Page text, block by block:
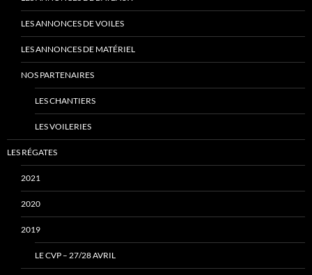
LES ANNONCES DE VOILES
LES ANNONCES DE MATÉRIEL
NOS PARTENAIRES
LES CHANTIERS
LES VOILERIES
LES RÉGATES
2021
2020
2019
LE CVP – 27/28 AVRIL